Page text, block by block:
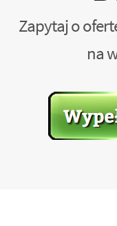
Zapytaj o
na